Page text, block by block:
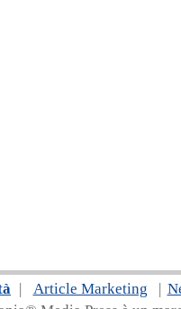
| Article Marketing |